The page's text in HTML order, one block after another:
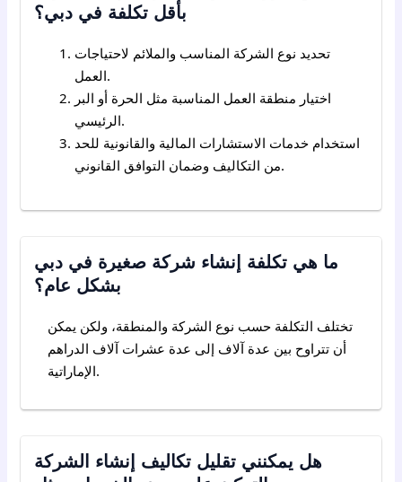
بأقل تكلفة في دبي؟
تحديد نوع الشركة المناسب والملائم لاحتياجات
العمل.
اختيار منطقة العمل المناسبة مثل الحرة أو البر
الرئيسي.
استخدام خدمات الاستشارات المالية والقانونية للحد
من التكاليف وضمان التوافق القانوني.
ما هي تكلفة إنشاء شركة صغيرة في دبي
بشكل عام؟
تختلف التكلفة حسب نوع الشركة والمنطقة، ولكن يمكن
أن تتراوح بين عدة آلاف إلى عدة عشرات آلاف الدراهم
الإماراتية.
هل يمكنني تقليل تكاليف إنشاء الشركة